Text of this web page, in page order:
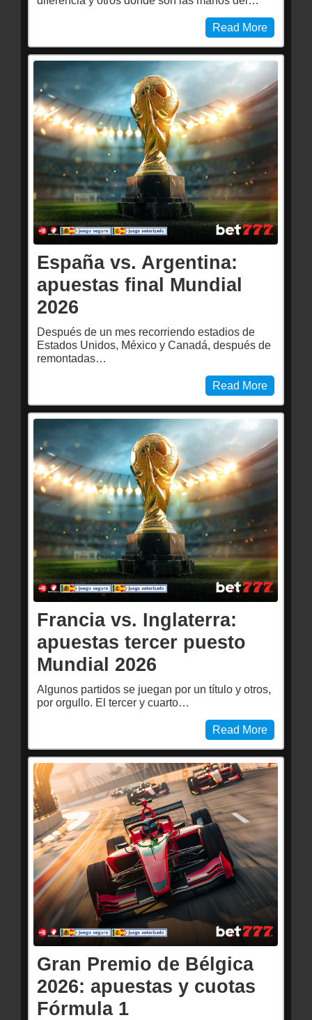
Read More
España vs. Argentina:
apuestas final Mundial
2026
Después de un mes recorriendo estadios de
Estados Unidos, México y Canadá, después de
remontadas…
Read More
Francia vs. Inglaterra:
apuestas tercer puesto
Mundial 2026
Algunos partidos se juegan por un título y otros,
por orgullo. El tercer y cuarto…
Read More
Gran Premio de Bélgica
2026: apuestas y cuotas
Fórmula 1